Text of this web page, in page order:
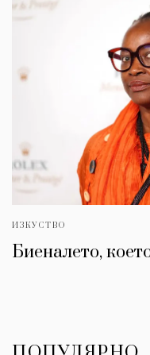
ИЗКУСТВО
Биеналето,